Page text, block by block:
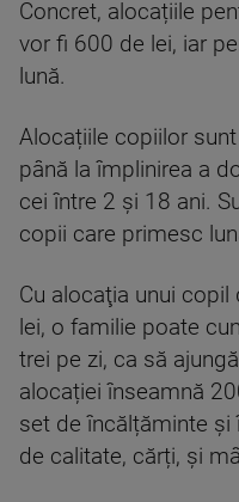
Concret, alocațiile
vor fi 600 de lei, iar
lună.
Alocațiile copiilor
până la împlinirea a
cei între 2 și 18 ani.
copii care primesc
Cu alocaţia unui
lei, o familie poate
trei pe zi, ca să
alocației înseamnă
set de încălțăminte
de calitate, cărți, și